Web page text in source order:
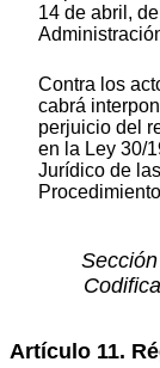
14 de abril,
Contra los
cabrá
perjuicio del
en la Ley 30/
Jurídico de
Artículo 11.